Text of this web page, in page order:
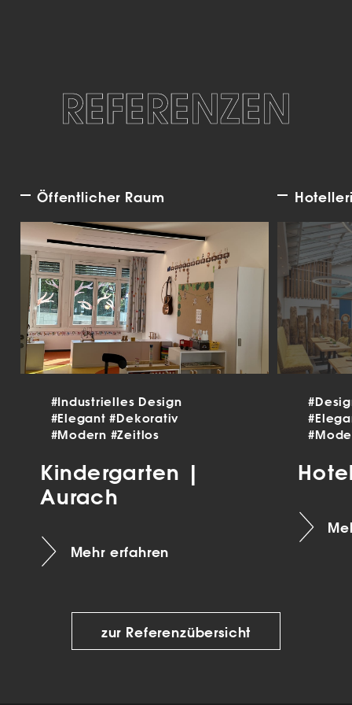
REFERENZEN
Öffentlicher Raum
#Industrielles Design
#Elegant#Dekorativ
#Modern #Zeitlos
Kindergarten |
Aurach
Mehr erfahren
zur Referenzübersicht